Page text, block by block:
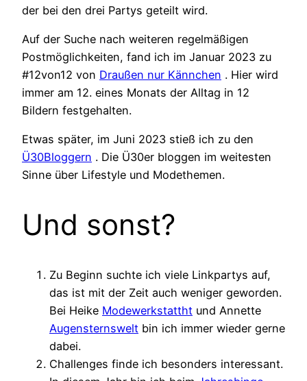
der bei den drei Partys geteilt wird.
Auf der Suche nach weiteren regelmäßigen
Postmöglichkeiten, fand ich im Januar 2023 zu
#12von12 von Draußen nur Kännchen . Hier wird
immer am 12. eines Monats der Alltag in 12
Bildern festgehalten.
Etwas später, im Juni 2023 stieß ich zu den
Ü30Bloggern . Die Ü30er bloggen im weitesten
Sinne über Lifestyle und Modethemen.
Und sonst?
Zu Beginn suchte ich viele Linkpartys auf,
das ist mit der Zeit auch weniger geworden.
Bei Heike Modewerkstattht und Annette
Augensternswelt bin ich immer wieder gerne
dabei.
Challenges finde ich besonders interessant.